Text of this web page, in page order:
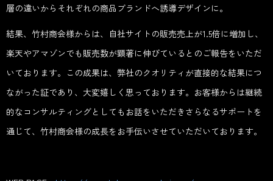
層の違いからそれぞれの商品ブランドへ誘導デザインに。
結果、竹村商会様からは、自社サイトの販売売上が1.5倍に増加し、
楽天やアマゾンでも販売数が顕著に伸びているとのご報告をいただ
いております。この成果は、弊社のクオリティが直接的な結果につ
ながった証であり、大変嬉しく思っております。お客様からは継続
的なコンサルティングとしてもお話をいただきさらなるサポートを
通じて、竹村商会様の成長をお手伝いさせていただいております。